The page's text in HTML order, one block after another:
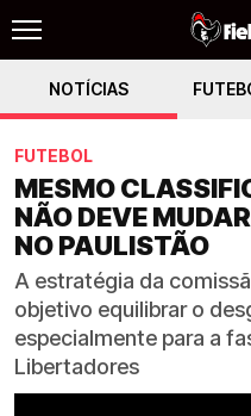
NOTÍCIAS
FUTEBOL
MESMO
NÃO DEVE
NO PAULISTÃO
A estratégia da
objetivo equilibrar o
especialmente para a
Libertadores